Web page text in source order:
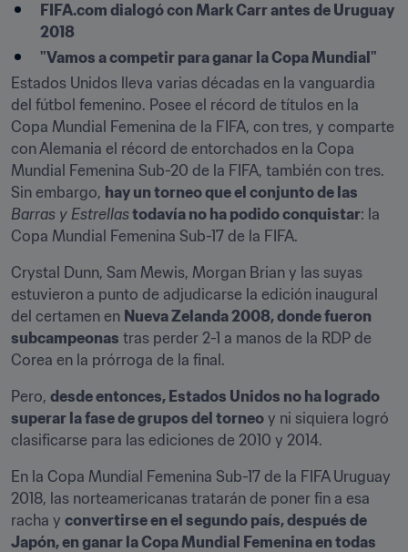
FIFA.com dialogó con Mark Carr antes de Uruguay
2018
"Vamos a competir para ganar la Copa Mundial"
Estados Unidos lleva varias décadas en la vanguardia
del fútbol femenino. Posee el récord de títulos en la
Copa Mundial Femenina de la FIFA, con tres, y comparte
con Alemania el récord de entorchados en la Copa
Mundial Femenina Sub-20 de la FIFA, también con tres.
Sin embargo,
Barras y Estrellas todavía no ha podido conquistar: la
Copa Mundial Femenina Sub-17 de la FIFA.
Crystal Dunn, Sam Mewis, Morgan Brian y las suyas
estuvieron a punto de adjudicarse la edición inaugural
del certamen en Nueva Zelanda 2008, donde fueron
subcampeonas tras perder 2-1 a manos de la RDP de
Corea en la prórroga de la final.
Pero, desde entonces, Estados Unidos no ha logrado
superar la fase de grupos del torneo y ni siquiera logró
clasificarse para las ediciones de 2010 y 2014.
En la Copa Mundial Femenina Sub-17 de la FIFA Uruguay
2018, las norteamericanas tratarán de poner fin a esa
racha y convertirse en el segundo país, después de
Japón, en ganar la Copa Mundial Femenina en todas